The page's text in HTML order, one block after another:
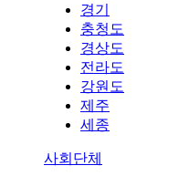
경기
충청도
경상도
전라도
강원도
제주
세종
사회단체